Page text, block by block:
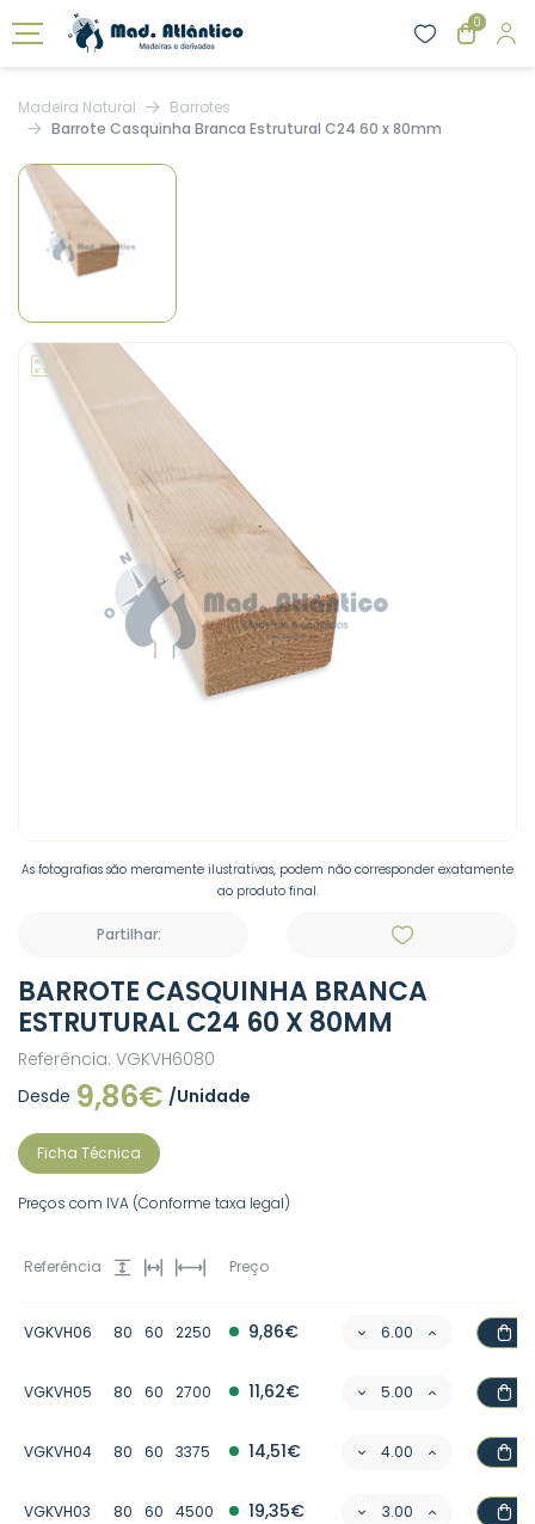
0
Madeira Natural
Barrotes
Barrote Casquinha Branca Estrutural C24 60 x 80mm
As fotografias são meramente ilustrativas, podem não corresponder exatamente
ao produto final.
Partilhar:
BARROTE CASQUINHA BRANCA
ESTRUTURAL C24 60 X 80MM
Referência: VGKVH6080
Desde 9,86€ /Unidade
Ficha Técnica
Preços com IVA (Conforme taxa legal)
Referência Preço
VGKVH06 80 60 2250 9,86€
VGKVH05 80 60 2700 11,62€
VGKVH04 80 60 3375 14,51€
VGKVH03 80 60 4500 19,35€